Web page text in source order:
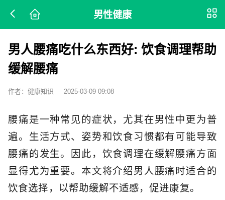
男性健康
男人腰痛吃什么东西好: 饮食调理帮助
缓解腰痛
作者：健康知识 2025-03-09 09:08
腰痛是一种常见的症状，尤其在男性中更为普
遍。生活方式、姿势和饮食习惯都有可能导致
腰痛的发生。因此，饮食调理在缓解腰痛方面
显得尤为重要。本文将介绍男人腰痛时适合的
饮食选择，以帮助缓解不适感，促进康复。